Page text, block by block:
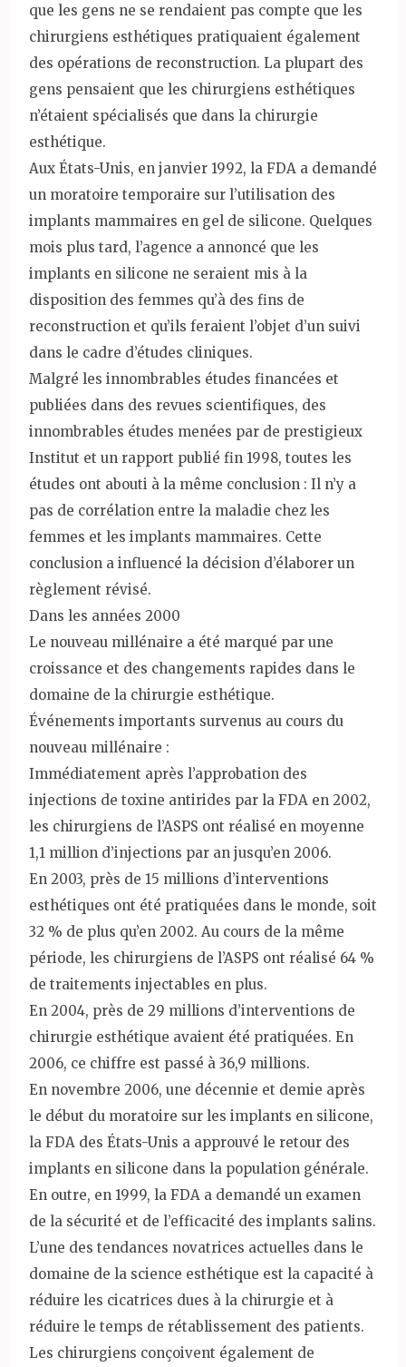
que les gens ne se rendaient pas compte que les
chirurgiens esthétiques pratiquaient également
des opérations de reconstruction. La plupart des
gens pensaient que les chirurgiens esthétiques
n’étaient spécialisés que dans la chirurgie
esthétique.
Aux États-Unis, en janvier 1992, la FDA a demandé
un moratoire temporaire sur l’utilisation des
implants mammaires en gel de silicone. Quelques
mois plus tard, l’agence a annoncé que les
implants en silicone ne seraient mis à la
disposition des femmes qu’à des fins de
reconstruction et qu’ils feraient l’objet d’un suivi
dans le cadre d’études cliniques.
Malgré les innombrables études financées et
publiées dans des revues scientifiques, des
innombrables études menées par de prestigieux
Institut et un rapport publié fin 1998, toutes les
études ont abouti à la même conclusion : Il n’y a
pas de corrélation entre la maladie chez les
femmes et les implants mammaires. Cette
conclusion a influencé la décision d’élaborer un
règlement révisé.
Dans les années 2000
Le nouveau millénaire a été marqué par une
croissance et des changements rapides dans le
domaine de la chirurgie esthétique.
Événements importants survenus au cours du
nouveau millénaire :
Immédiatement après l’approbation des
injections de toxine antirides par la FDA en 2002,
les chirurgiens de l’ASPS ont réalisé en moyenne
1,1 million d’injections par an jusqu’en 2006.
En 2003, près de 15 millions d’interventions
esthétiques ont été pratiquées dans le monde, soit
32 % de plus qu’en 2002. Au cours de la même
période, les chirurgiens de l’ASPS ont réalisé 64 %
de traitements injectables en plus.
En 2004, près de 29 millions d’interventions de
chirurgie esthétique avaient été pratiquées. En
2006, ce chiffre est passé à 36,9 millions.
En novembre 2006, une décennie et demie après
le début du moratoire sur les implants en silicone,
la FDA des États-Unis a approuvé le retour des
implants en silicone dans la population générale.
En outre, en 1999, la FDA a demandé un examen
de la sécurité et de l’efficacité des implants salins.
L’une des tendances novatrices actuelles dans le
domaine de la science esthétique est la capacité à
réduire les cicatrices dues à la chirurgie et à
réduire le temps de rétablissement des patients.
Les chirurgiens conçoivent également de